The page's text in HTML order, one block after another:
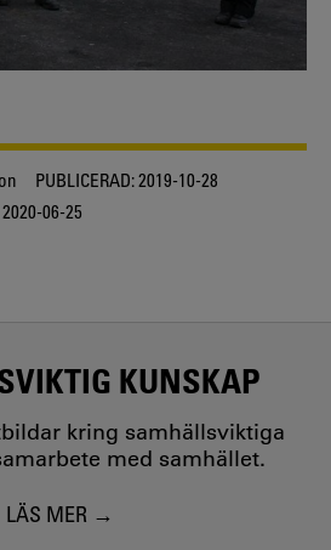
PUBLICERAD:2019-10-28
2020-06-25
KUNSKAP
kring samhällsviktiga
med samhället.
LÄS MER